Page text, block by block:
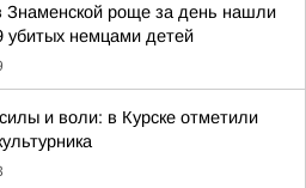
Знаменской роще за день нашли
убитых немцами детей
и воли: в Курске отметили